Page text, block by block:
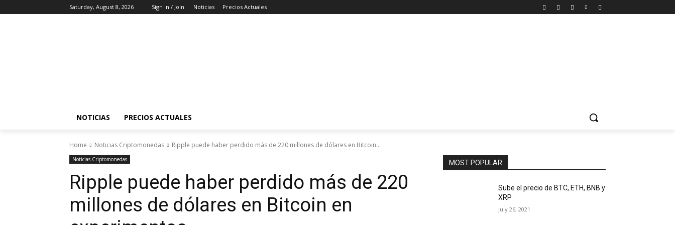
Saturday, August 8, 2026 Sign in / Join Noticias Precios Actuales
NOTICIAS PRECIOS ACTUALES
Home Noticias Criptomonedas Ripple puede haber perdido más de 220 millones de dólares en Bitcoin...
Noticias Criptomonedas
Ripple puede haber perdido más de 220
millones de dólares en Bitcoin en
MOST POPULAR
Sube el precio de BTC, ETH, BNB y
XRP
July 26, 2021